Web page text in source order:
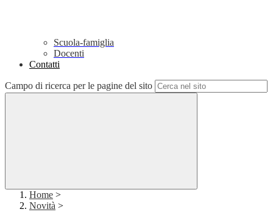
Scuola-famiglia
Docenti
Contatti
Campo di ricerca per le pagine del sito
Home >
Novità >